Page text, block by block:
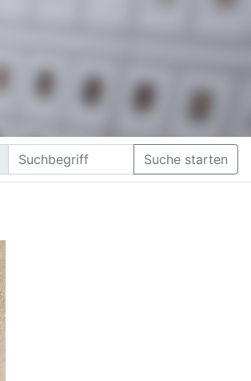
Suche starten